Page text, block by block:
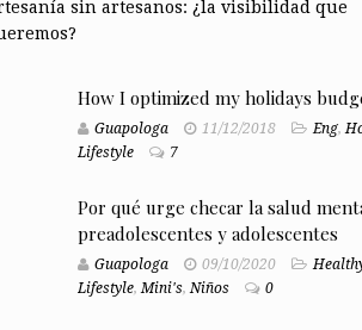
sin artesanos: ¿la visibilidad que
How I optimized my holidays
Guapologa 11/12/2018 Eng,
Lifestyle
7
Por qué urge checar la salud
preadolescentes y adolescentes
Guapologa 09/10/2020
Lifestyle,Mini's,Niños 0